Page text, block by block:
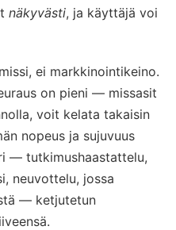
näkyvästi, ja käyttäjä voi
ei markkinointikeino.
on pieni — missasit
voit kelata takaisin
nopeus ja sujuvuus
— tutkimushaastattelu,
neuvottelu, jossa
— ketjutetun